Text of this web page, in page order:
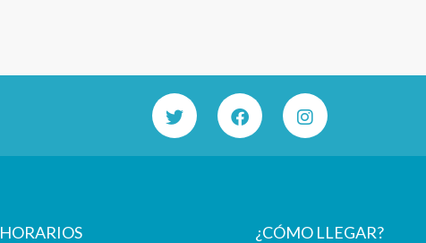
HORARIOS ¿CÓMO LLEGAR?